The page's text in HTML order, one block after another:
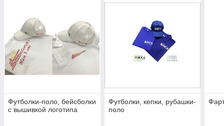
Футболки-поло, бейсболки
с вышивкой логотипа
Футболки, кепки, рубашки-
поло